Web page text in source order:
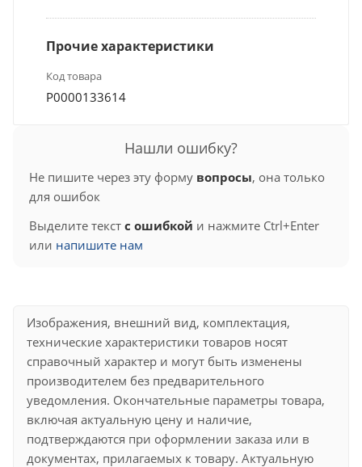
Прочие характеристики
Код товара
Р0000133614
Нашли ошибку?
Не пишите через эту форму вопросы, она только
для ошибок
Выделите текст с ошибкой и нажмите Ctrl+Enter
или напишите нам
Изображения, внешний вид, комплектация,
технические характеристики товаров носят
справочный характер и могут быть изменены
производителем без предварительного
уведомления. Окончательные параметры товара,
включая актуальную цену и наличие,
подтверждаются при оформлении заказа или в
документах, прилагаемых к товару. Актуальную